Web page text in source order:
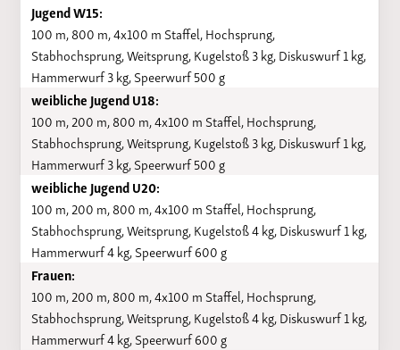
Jugend W15:
100 m, 800 m, 4x100 m Staffel, Hochsprung,
Stabhochsprung, Weitsprung, Kugelstoß 3 kg, Diskuswurf 1 kg,
Hammerwurf 3 kg, Speerwurf 500 g
weibliche Jugend U18:
100 m, 200 m, 800 m, 4x100 m Staffel, Hochsprung,
Stabhochsprung, Weitsprung, Kugelstoß 3 kg, Diskuswurf 1 kg,
Hammerwurf 3 kg, Speerwurf 500 g
weibliche Jugend U20:
100 m, 200 m, 800 m, 4x100 m Staffel, Hochsprung,
Stabhochsprung, Weitsprung, Kugelstoß 4 kg, Diskuswurf 1 kg,
Hammerwurf 4 kg, Speerwurf 600 g
Frauen:
100 m, 200 m, 800 m, 4x100 m Staffel, Hochsprung,
Stabhochsprung, Weitsprung, Kugelstoß 4 kg, Diskuswurf 1 kg,
Hammerwurf 4 kg, Speerwurf 600 g